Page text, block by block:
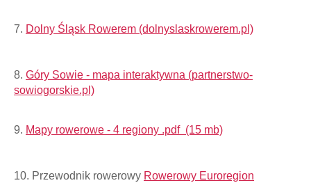
7. Dolny Śląsk Rowerem (dolnyslaskrowerem.pl)
8. Góry Sowie - mapa interaktywna (partnerstwo-
sowiogorskie.pl)
9. Mapy rowerowe - 4 regiony .pdf (15 mb)
10. Przewodnik rowerowy Rowerowy Euroregion